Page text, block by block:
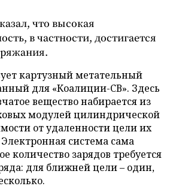
что высокая
в частности, достигается
картузный метательный
для «Коалиции-СВ». Здесь
вещество набирается из
модулей цилиндрической
от удаленности цели их
система сама
количество зарядов требуется
для ближней цели – один,